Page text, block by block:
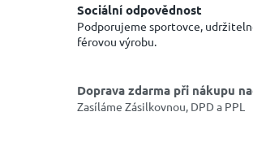
Sociální odpovědnost
Podporujeme sportovce,
férovou výrobu.
Doprava zdarma při nákupu
Zasíláme Zásilkovnou, DPD a PPL